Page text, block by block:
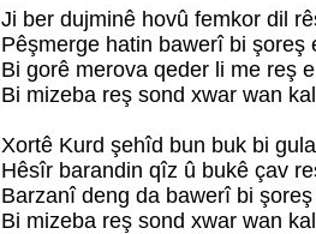
Ji ber dujminê hovû femkor dil
Pêşmerge hatin bawerî bi şoreş
Bi gorê merova qeder li me reş
Bi mizeba reş sond xwar wan
Xortê Kurd şehîd bun buk bi
Hêsîr barandin qîz û bukê çav
Barzanî deng da bawerî bi
Bi mizeba reş sond xwar wan